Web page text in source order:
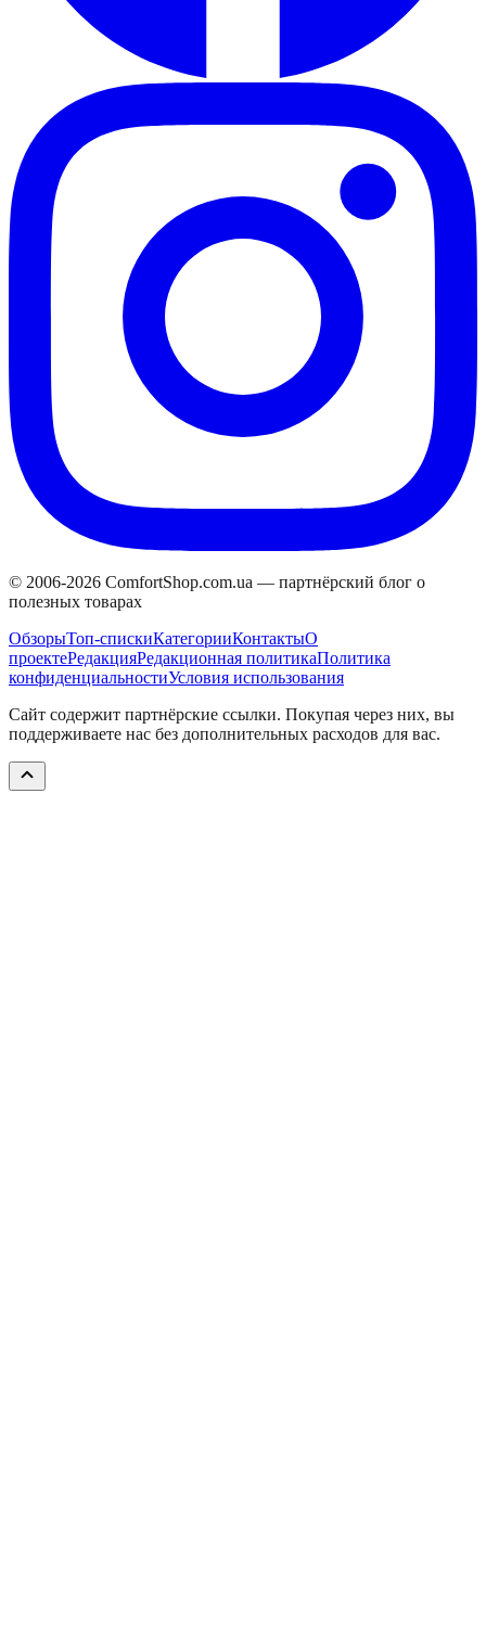
© 2006-2026 ComfortShop.com.ua — партнёрский блог о
полезных товарах
ОбзорыТоп-спискиКатегорииКонтактыО
проектеРедакцияРедакционная политикаПолитика
конфиденциальностиУсловия использования
Сайт содержит партнёрские ссылки. Покупая через них, вы
поддерживаете нас без дополнительных расходов для вас.